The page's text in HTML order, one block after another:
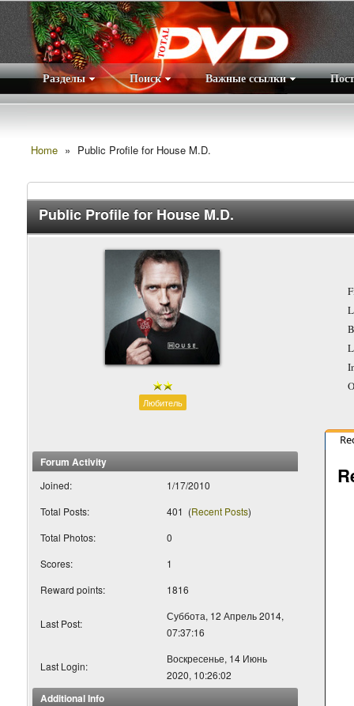
Разделы Поиск Важные ссылки
Home » Public Profile for House M.D.
Public Profile for House M.D.
Любитель
Forum Activity
Joined:
1/17/2010
Total Posts:
401 (Recent Posts)
Total Photos:
0
Scores:
1
Reward points:
1816
Last Post:
Суббота, 12 Апрель 2014,
07:37:16
Last Login:
Воскресенье, 14 Июнь
2020, 10:26:02
Additional Info